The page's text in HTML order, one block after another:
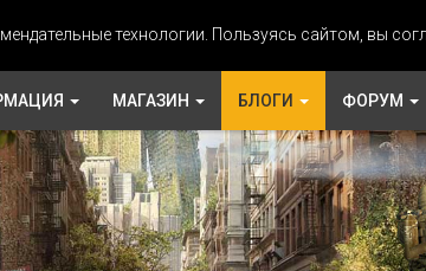
технологии. Пользуясь сайтом, вы
МАГАЗИН БЛОГИ ФОРУМ